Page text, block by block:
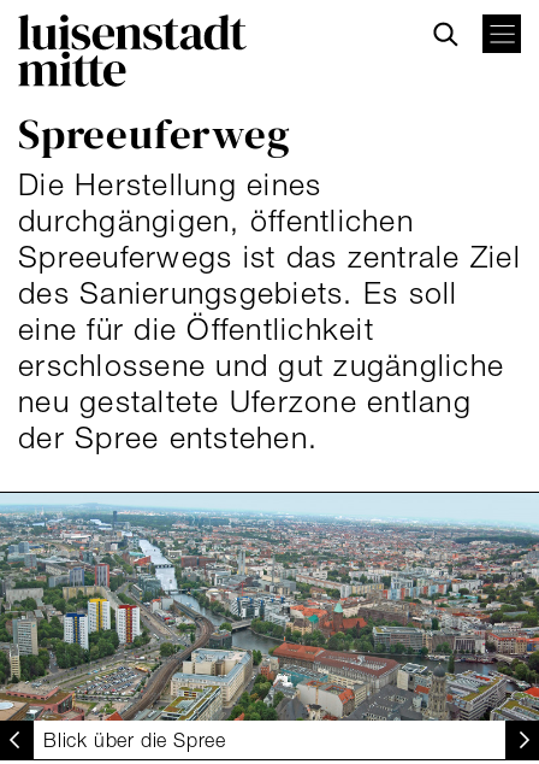
Direkt
zum
Inhalt
Spreeuferweg
Die Herstellung eines
durchgängigen, öffentlichen
Spreeuferwegs ist das zentrale Ziel
des Sanierungsgebiets. Es soll
eine für die Öffentlichkeit
erschlossene und gut zugängliche
neu gestaltete Uferzone entlang
der Spree entstehen.
Blick über die Spree